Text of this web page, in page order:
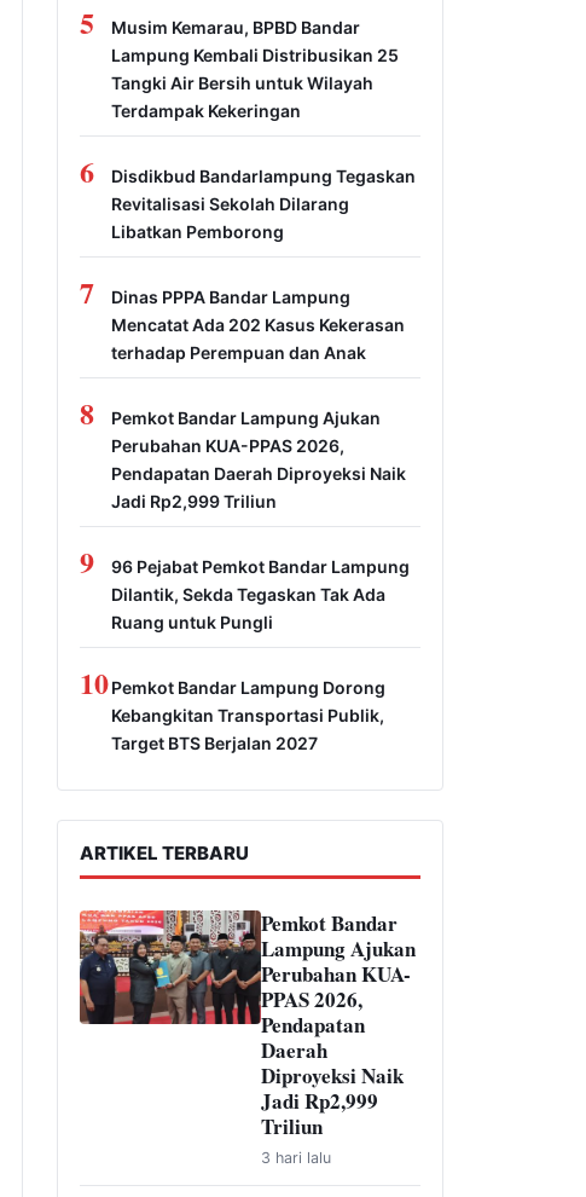
5
Musim Kemarau, BPBD Bandar
Lampung Kembali Distribusikan 25
Tangki Air Bersih untuk Wilayah
Terdampak Kekeringan
6
Disdikbud Bandarlampung Tegaskan
Revitalisasi Sekolah Dilarang
Libatkan Pemborong
7
Dinas PPPA Bandar Lampung
Mencatat Ada 202 Kasus Kekerasan
terhadap Perempuan dan Anak
8
Pemkot Bandar Lampung Ajukan
Perubahan KUA-PPAS 2026,
Pendapatan Daerah Diproyeksi Naik
Jadi Rp2,999 Triliun
9
96 Pejabat Pemkot Bandar Lampung
Dilantik, Sekda Tegaskan Tak Ada
Ruang untuk Pungli
10Pemkot Bandar Lampung Dorong
Kebangkitan Transportasi Publik,
Target BTS Berjalan 2027
ARTIKEL TERBARU
Pemkot Bandar
Lampung Ajukan
Perubahan KUA-
PPAS 2026,
Pendapatan
Daerah
Diproyeksi Naik
Jadi Rp2,999
Triliun
3 hari lalu